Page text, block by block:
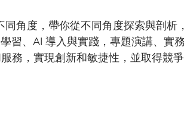
同角度，帶你從不同角度探索與剖析
習、AI 導入與實踐，專題演講、實
務，實現創新和敏捷性，並取得競爭